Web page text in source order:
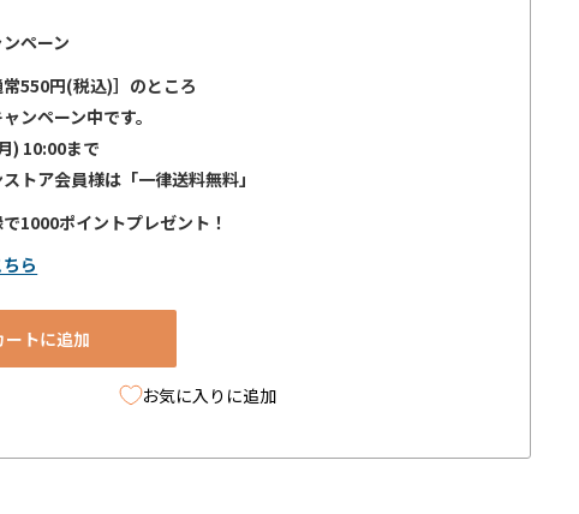
ペーン
550円(税込)］のところ
ンペーン中です。
) 10:00まで
トア会員様は「一律送料無料」
1000ポイントプレゼント！
ら
ートに追加
お気に入りに追加